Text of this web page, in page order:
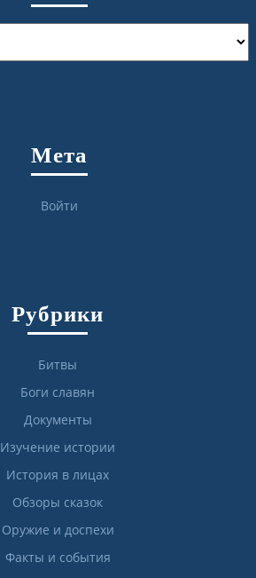
Мета
Войти
Рубрики
Битвы
Боги славян
Документы
Изучение истории
История в лицах
Обзоры сказок
Оружие и доспехи
Факты и события